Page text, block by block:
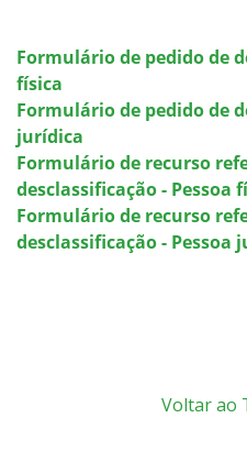
Formulário de pedido de
física
Formulário de pedido de
jurídica
Formulário de recurso
desclassificação - Pessoa
Formulário de recurso
desclassificação - Pessoa
Voltar ao